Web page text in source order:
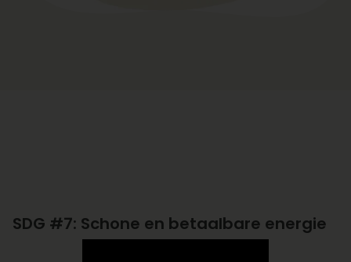
SDG #7: Schone en betaalbare energie